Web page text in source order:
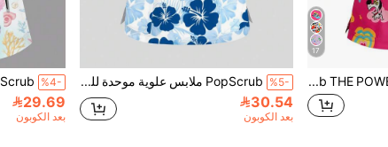
17
PopScrub THE POWERPUFF GIRLS X SHEIN ملابس علوية طبية للنساء بطبعة قلب ونمط متألقة على الجزء الأمامي، بياقة على شكل حرف V، بالتعاون مع شخصية كرتونية %5- PopScrub ملابس علوية موحدة للممرضات مع طباعة الخبيزة والنخيل الأرقطي والدراسينا، تصميم رقبة على شكل حرف V وأكمام قصيرة مع جيوب وشقوق جانبية، ملابس علوية موحدة للتمريض عصرية، ملابس العمل
30.54
بعد الكوبون
%4-
29.69
بعد الكوبون